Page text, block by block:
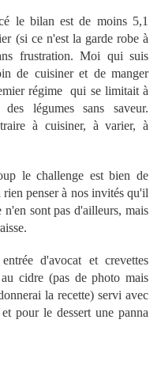
le bilan est de moins 5,1
(si ce n'est la garde robe à
frustration. Moi qui suis
de cuisiner et de manger
régime qui se limitait à
légumes sans saveur.
à cuisiner, à varier, à
le challenge est bien de
penser à nos invités qu'il
sont pas d'ailleurs, mais
d'avocat et crevettes
cidre (pas de photo mais
la recette) servi avec
pour le dessert une panna